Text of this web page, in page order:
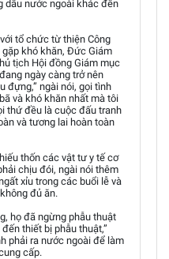
dầu nước ngoài khác đến
tổ chức từ thiện Công
gặp khó khăn, Đức Giám
tịch Hội đồng Giám mục
ngày càng trở nên
đựng,” ngài nói, gọi tình
và khó khăn nhất mà tôi
thứ đều là cuộc đấu tranh
và tương lai hoàn toàn
thốn các vật tư y tế cơ
chịu đói, ngài nói thêm
xỉu trong các buổi lễ và
đủ ăn.
họ đã ngừng phẫu thuật
thiết bị phẫu thuật,”
phải ra nước ngoài để làm
cấp.